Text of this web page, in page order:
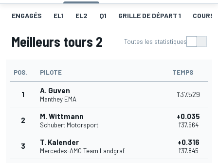
ENGAGÉS EL1 EL2 Q1 GRILLE DE DÉPART 1
Meilleurs tours 2 Toutes les statistiques
POS. PILOTE TEMPS
1 A. Guven
Manthey EMA
1'37.529
2 M. Wittmann
Schubert Motorsport
+0.035
1'37.564
3 T. Kalender
Mercedes-AMG Team Landgraf
+0.316
1'37.845